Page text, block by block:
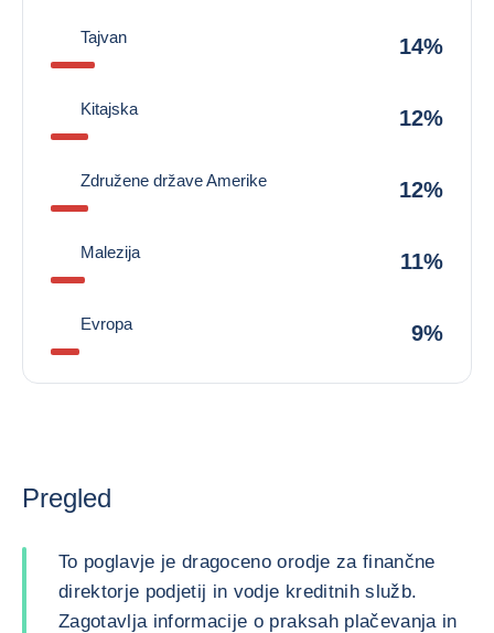
Tajvan 14%
Kitajska 12%
Združene države Amerike 12%
Malezija 11%
Evropa 9%
Pregled
To poglavje je dragoceno orodje za finančne
direktorje podjetij in vodje kreditnih služb.
Zagotavlja informacije o praksah plačevanja in